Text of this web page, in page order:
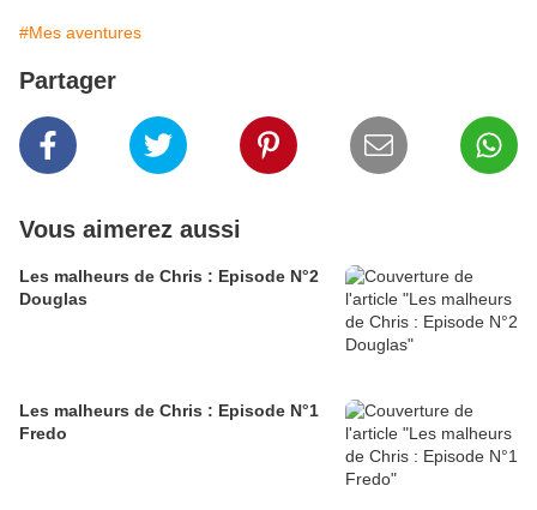
#Mes aventures
Partager
Vous aimerez aussi
Les malheurs de Chris : Episode N°2
Douglas
Les malheurs de Chris : Episode N°1
Fredo